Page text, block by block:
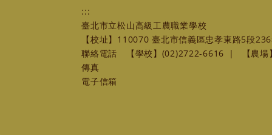
:::
臺北市立松山高級工農職業學校
【校址】110070 臺北市信義區忠孝東路5段
聯絡電話
【學校】(02)2722-6616 |
【農
傳真
電子信箱